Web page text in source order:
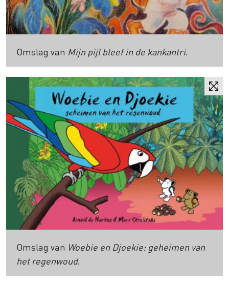
Omslag van Mijn pijl bleef in de kankantri.
Omslag van Woebie en Djoekie: geheimen van
het regenwoud.